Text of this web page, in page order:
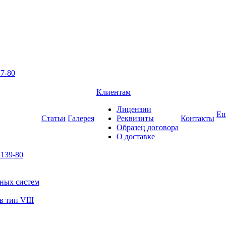
80
80
систем
тип VIII
Статьи Галерея
Клиентам
Лицензии
Реквизиты
Образец договора
О доставке
Контакты